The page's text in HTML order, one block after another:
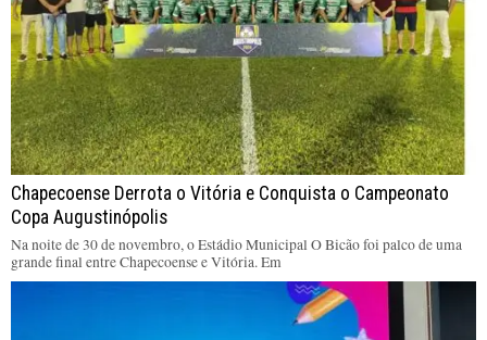
Chapecoense Derrota o Vitória e Conquista o Campeonato
Copa Augustinópolis
Na noite de 30 de novembro, o Estádio Municipal O Bicão foi palco de uma
grande final entre Chapecoense e Vitória. Em